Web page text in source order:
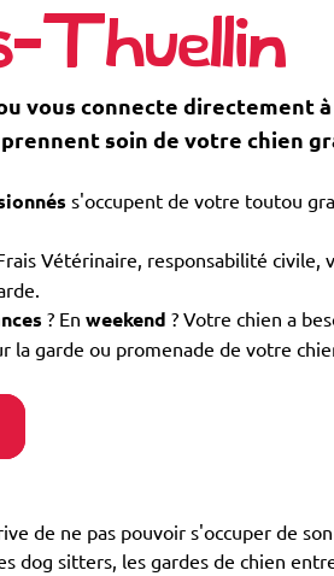
Thuellin
vous connecte directement
soin de votre chien
s'occupent de votre toutou
Vétérinaire, responsabilité
? En weekend ? Votre chien a
la garde ou promenade de votre
de ne pas pouvoir s'occuper de
dog sitters, les gardes de chien